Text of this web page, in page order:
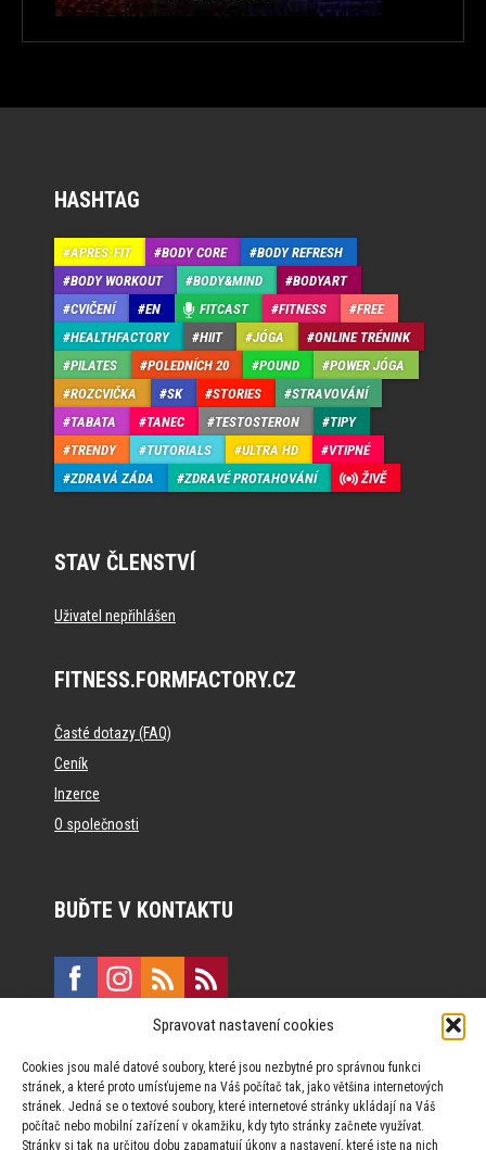
Spravovat nastavení cookies
Cookies jsou malé datové soubory, které jsou nezbytné pro správnou funkci
stránek, a které proto umísťujeme na Váš počítač tak, jako většina internetových
stránek. Jedná se o textové soubory, které internetové stránky ukládají na Váš
počítač nebo mobilní zařízení v okamžiku, kdy tyto stránky začnete využívat.
Stránky si tak na určitou dobu zapamatují úkony a nastavení, které jste na nich
HASHTAG
APRÉS-FIT BODY CORE
BODY REFRESH
BODY WORKOUT
BODY&MIND
BODYART
CVIČENÍ
EN FITCAST FITNESS
FREE
HEALTHFACTORY
HIIT JÓGA
ONLINE TRÉNINK
PILATES
POLEDNÍCH 20 POUND
POWER JÓGA
ROZCVIČKA
SK STORIES
STRAVOVÁNÍ
TABATA
TANEC TESTOSTERON
TIPY
TRENDY
TUTORIALS ULTRA HD
VTIPNÉ
ZDRAVÁ ZÁDA
ZDRAVÉ PROTAHOVÁNÍ ŽIVĚ
STAV ČLENSTVÍ
Uživatel nepřihlášen
FITNESS.FORMFACTORY.CZ
Časté dotazy (FAQ)
Ceník
Inzerce
O společnosti
BUĎTE V KONTAKTU
Vinohradská 190, 130 00 Praha 3
Za publikovaný obsah odpovídají jednotliví autoři.